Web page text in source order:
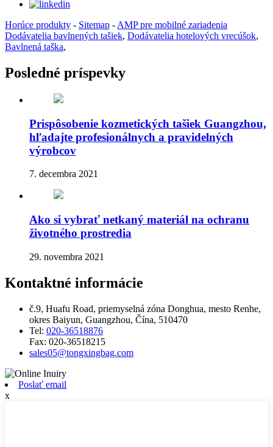
Horúce produkty - Sitemap - AMP pre mobilné zariadenia
Dodávatelia bavlnených tašiek, Dodávatelia hotelových vrecúšok,
Bavlnená taška,
Posledné príspevky
Prispôsobenie kozmetických tašiek Guangzhou,
hľadajte profesionálnych a pravidelných
výrobcov
7. decembra 2021
Ako si vybrať netkaný materiál na ochranu
životného prostredia
29. novembra 2021
Kontaktné informácie
č.9, Huafu Road, priemyselná zóna Donghua, mesto Renhe,
okres Baiyun, Guangzhou, Čína, 510470
Tel: 020-36518876
Fax: 020-36518215
sales05@tongxingbag.com
Poslať email
x